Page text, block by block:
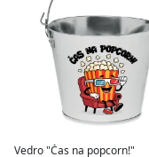
Vedro "Čas na popcorn!"